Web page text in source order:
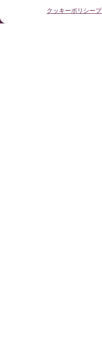
クッキーポリシー
脊柱側弯症研究所サイトを
無料医療